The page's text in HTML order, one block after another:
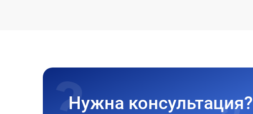
Нужна консультация?